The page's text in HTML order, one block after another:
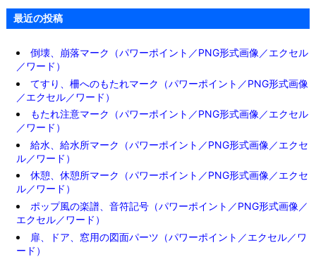
最近の投稿
倒壊、崩落マーク（パワーポイント／PNG形式画像／エクセル
／ワード）
てすり、柵へのもたれマーク（パワーポイント／PNG形式画像
／エクセル／ワード）
もたれ注意マーク（パワーポイント／PNG形式画像／エクセル
／ワード）
給水、給水所マーク（パワーポイント／PNG形式画像／エクセ
ル／ワード）
休憩、休憩所マーク（パワーポイント／PNG形式画像／エクセ
ル／ワード）
ポップ風の楽譜、音符記号（パワーポイント／PNG形式画像／
エクセル／ワード）
扉、ドア、窓用の図面パーツ（パワーポイント／エクセル／ワ
ード）